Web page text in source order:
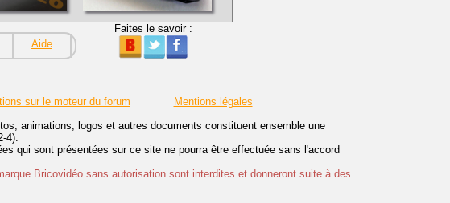
Aide
Faites le savoir :
sur le moteur du forum
Mentions légales
animations, logos et autres documents constituent ensemble une
4).
qui sont présentées sur ce site ne pourra être effectuée sans l'accord
Bricovidéo sans autorisation sont interdites et donneront suite à des